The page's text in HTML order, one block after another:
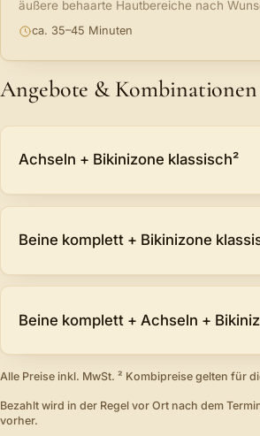
äußere behaarte Hautbereiche nach
ca. 35–45 Minuten
Angebote & Kombinationen
Achseln + Bikinizone klassisch²
Beine komplett + Bikinizone
Beine komplett + Achseln +
Alle Preise inkl. MwSt. ² Kombipreise gelten für
Bezahlt wird in der Regel vor Ort nach dem
vorher.